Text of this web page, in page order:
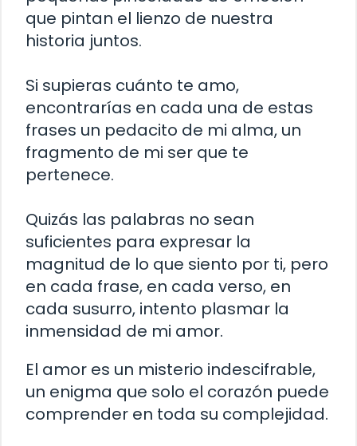
que pintan el lienzo de nuestra
historia juntos.
Si supieras cuánto te amo,
encontrarías en cada una de estas
frases un pedacito de mi alma, un
fragmento de mi ser que te
pertenece.
Quizás las palabras no sean
suficientes para expresar la
magnitud de lo que siento por ti, pero
en cada frase, en cada verso, en
cada susurro, intento plasmar la
inmensidad de mi amor.
El amor es un misterio indescifrable,
un enigma que solo el corazón puede
comprender en toda su complejidad.